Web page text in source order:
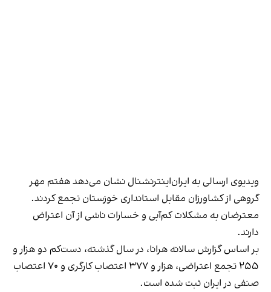
ویدیوی ارسالی به ایران‌اینترنشنال نشان می‌دهد هفتم مهر
گروهی از کشاورزان مقابل استانداری خوزستان تجمع کردند.
معترضان به مشکلات کم‌آبی و خسارات ناشی از آن اعتراض
دارند.
بر اساس گزارش سالانه هرانا، در سال گذشته، دست‌کم دو هزار و
۲۵۵ تجمع اعتراضی، هزار و ۳۷۷ اعتصاب کارگری و ۷۰ اعتصاب
صنفی در ایران ثبت شده است.